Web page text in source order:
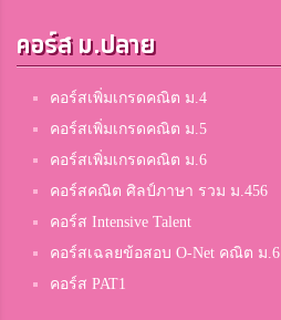
คอร์ส ม.ปลาย
คอร์สเพิ่มเกรดคณิต ม.4
คอร์สเพิ่มเกรดคณิต ม.5
คอร์สเพิ่มเกรดคณิต ม.6
คอร์สคณิต ศิลป์ภาษา รวม ม.456
คอร์ส Intensive Talent
คอร์สเฉลยข้อสอบ O-Net คณิต ม.6
คอร์ส PAT1